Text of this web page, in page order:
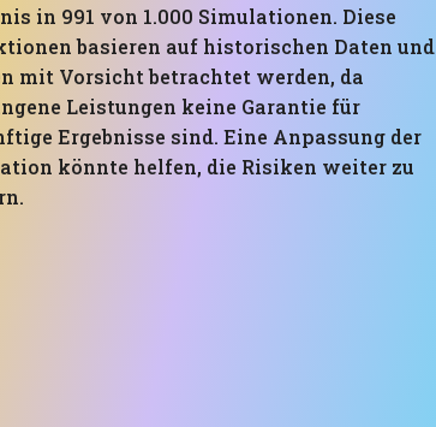
in 991 von 1.000 Simulationen. Diese
basieren auf historischen Daten und
mit Vorsicht betrachtet werden, da
Leistungen keine Garantie für
Ergebnisse sind. Eine Anpassung der
könnte helfen, die Risiken weiter zu